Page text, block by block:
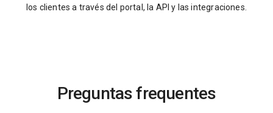
los clientes a través del portal, la API y las integraciones.
Preguntas frequentes